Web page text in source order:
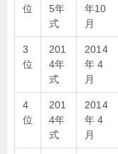
位
5年
式
年10
月
3
位
201
4年
式
2014
年 4
月
4
位
201
4年
式
2014
年 4
月